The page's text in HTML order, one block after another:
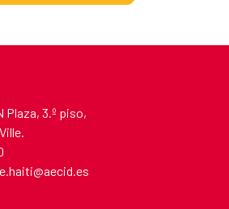
Plaza, 3.º piso,